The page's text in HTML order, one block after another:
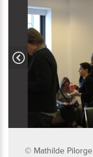
© Mathilde Pilorge